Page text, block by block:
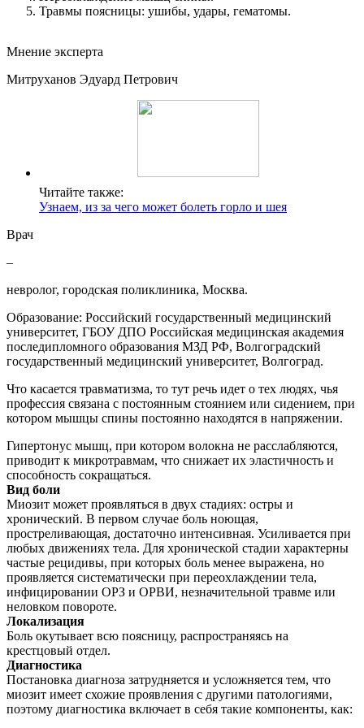
Травмы поясницы: ушибы, удары, гематомы.
Мнение эксперта
Митруханов Эдуард Петрович
Читайте также:
Узнаем, из за чего может болеть горло и шея
Врач
–
невролог, городская поликлиника, Москва.
Образование: Российский государственный медицинский
университет, ГБОУ ДПО Российская медицинская академия
последипломного образования МЗД РФ, Волгоградский
государственный медицинский университет, Волгоград.
Что касается травматизма, то тут речь идет о тех людях, чья
профессия связана с постоянным стоянием или сидением, при
котором мышцы спины постоянно находятся в напряжении.
Гипертонус мышц, при котором волокна не расслабляются,
приводит к микротравмам, что снижает их эластичность и
способность сокращаться.
Вид боли
Миозит может проявляться в двух стадиях: остры и
хронический. В первом случае боль ноющая,
простреливающая, достаточно интенсивная. Усиливается при
любых движениях тела. Для хронической стадии характерны
частые рецидивы, при которых боль менее выражена, но
проявляется систематически при переохлаждении тела,
инфицировании ОРЗ и ОРВИ, незначительной травме или
неловком повороте.
Локализация
Боль окутывает всю поясницу, распространяясь на
крестцовый отдел.
Диагностика
Постановка диагноза затрудняется и усложняется тем, что
миозит имеет схожие проявления с другими патологиями,
поэтому диагностика включает в себя такие компоненты, как: